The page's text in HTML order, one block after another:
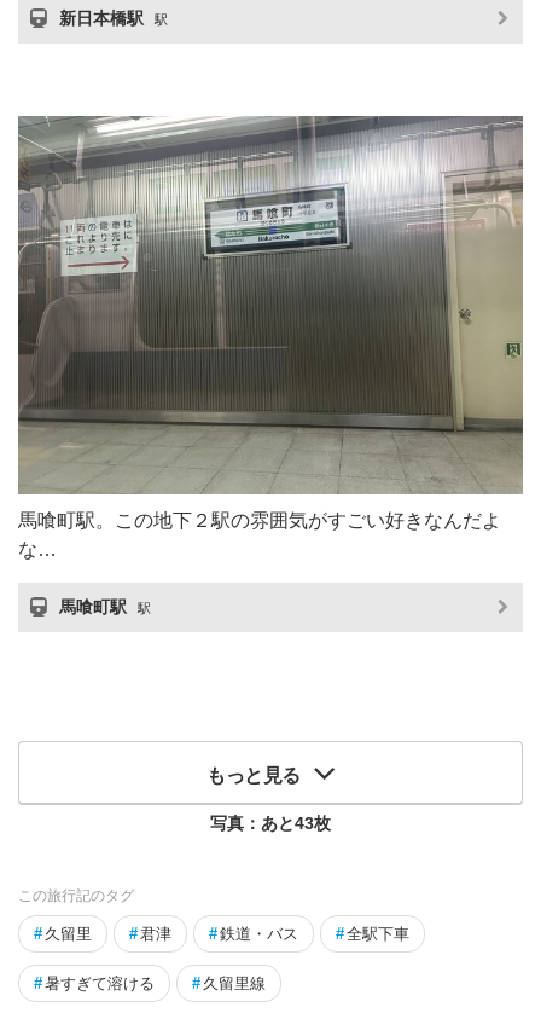
新日本橋駅 駅
馬喰町駅。この地下２駅の雰囲気がすごい好きなんだよ
な…
馬喰町駅 駅
もっと見る
写真：あと43枚
この旅行記のタグ
# 久留里 #君津 #鉄道・バス #全駅下車
#暑すぎて溶ける # 久留里線